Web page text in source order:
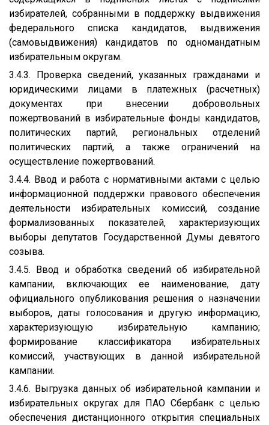
избирателей, собранными в поддержку выдвижения
федерального списка кандидатов, выдвижения
(самовыдвижения) кандидатов по одномандатным
избирательным округам.
3.4.3. Проверка сведений, указанных гражданами и
юридическими лицами в платежных (расчетных)
документах при внесении добровольных
пожертвований в избирательные фонды кандидатов,
политических партий, региональных отделений
политических партий, а также ограничений на
осуществление пожертвований.
3.4.4. Ввод и работа с нормативными актами с целью
информационной поддержки правового обеспечения
деятельности избирательных комиссий, создание
формализованных показателей, характеризующих
выборы депутатов Государственной Думы девятого
созыва.
3.4.5. Ввод и обработка сведений об избирательной
кампании, включающих ее наименование, дату
официального опубликования решения о назначении
выборов, даты голосования и другую информацию,
характеризующую избирательную кампанию;
формирование классификатора избирательных
комиссий, участвующих в данной избирательной
кампании.
3.4.6. Выгрузка данных об избирательной кампании и
избирательных округах для ПАО Сбербанк с целью
обеспечения дистанционного открытия специальных